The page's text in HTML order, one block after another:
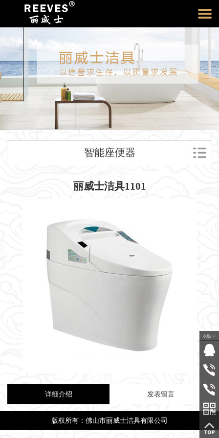
智能座便器
丽威士洁具1101
详细介绍 发表留言
版权所有：佛山市丽威士洁具有限公司